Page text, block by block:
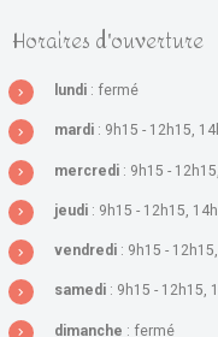
Horaires d'ouverture
lundi : fermé
mardi : 9h15 - 12h15,
mercredi : 9h15 -
jeudi : 9h15 - 12h15,
vendredi : 9h15 -
samedi : 9h15 - 12h15,
dimanche : fermé